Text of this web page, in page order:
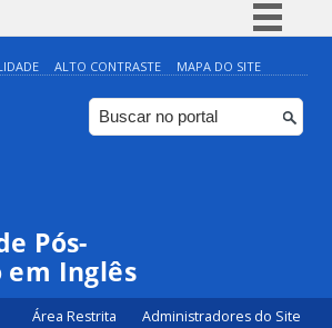
Simplifique!
Comunica BR
Participe
ALTO CONTRASTE MAPA DO SITE
Pós-
em Inglês
Área Restrita Administradores do Site